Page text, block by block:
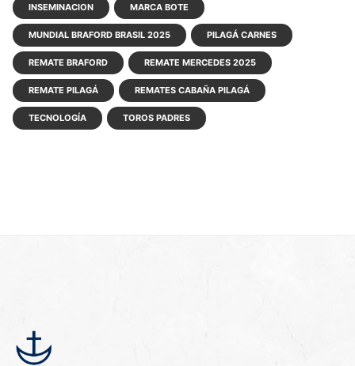
INSEMINACION MARCA BOTE
MUNDIAL BRAFORD BRASIL 2025 PILAGÁ CARNES
REMATE BRAFORD REMATE MERCEDES 2025
REMATE PILAGÁ REMATES CABAÑA PILAGÁ
TECNOLOGÍA TOROS PADRES